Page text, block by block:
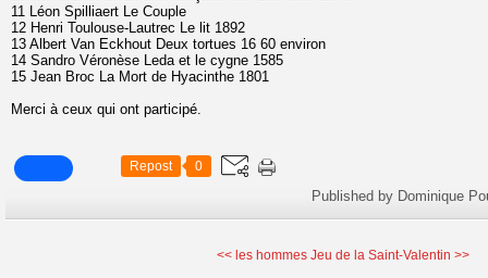
11 Léon Spilliaert Le Couple
12 Henri Toulouse-Lautrec Le lit 1892
13 Albert Van Eckhout Deux tortues 16 60 environ
14 Sandro Véronèse Leda et le cygne 1585
15 Jean Broc La Mort de Hyacinthe 1801
Merci à ceux qui ont participé.
Repost 0
Published by Dominique
<< les hommes Jeu de la Saint-Valentin >>